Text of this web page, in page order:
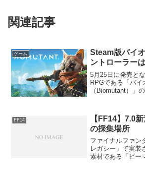
関連記事
ゲーム
Steam版バイ
ントローラー
5月25日に発売と
RPGである「バイ
（Biomutant）」
なのか実際に確
FF14
【FF14】7.0
の採集場所
ファイナルファン
レガシー」で実装
素材である「ピー